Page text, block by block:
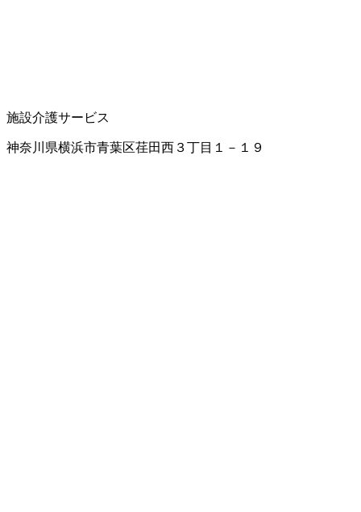
施設介護サービス
神奈川県横浜市青葉区荏田西３丁目１－１９